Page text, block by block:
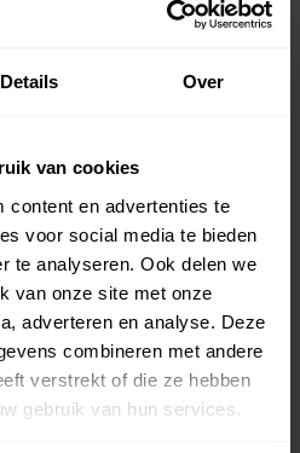
Details Over
van cookies
content en advertenties te
voor social media te bieden
te analyseren. Ook delen we
van onze site met onze
adverteren en analyse. Deze
combineren met andere
verstrekt of die ze hebben
gebruik van hun services.
worden maandag 10
In Winkelwagen
met gemonteerd kopschot